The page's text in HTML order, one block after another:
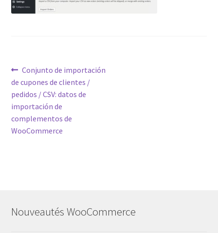
Post
navigation
Previous
post:
Conjunto de importación
de cupones de clientes /
pedidos / CSV: datos de
importación de
complementos de
WooCommerce
Nouveautés WooCommerce